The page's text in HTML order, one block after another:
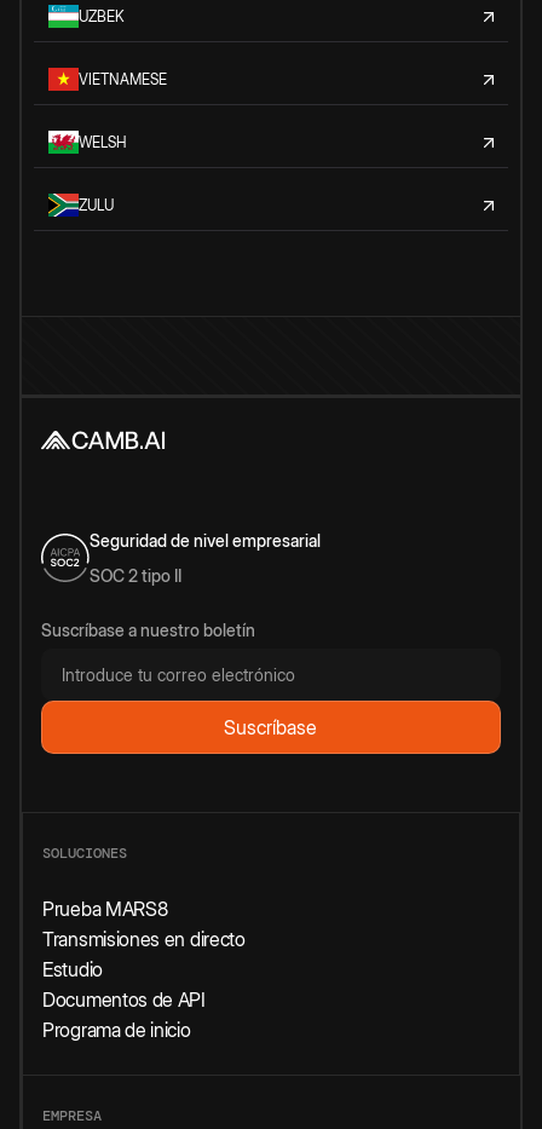
UZBEK
VIETNAMESE
WELSH
ZULU
Seguridad de nivel empresarial
SOC 2 tipo II
Suscríbase a nuestro boletín
SOLUCIONES
Prueba MARS8
Transmisiones en directo
Estudio
Documentos de API
Programa de inicio
EMPRESA